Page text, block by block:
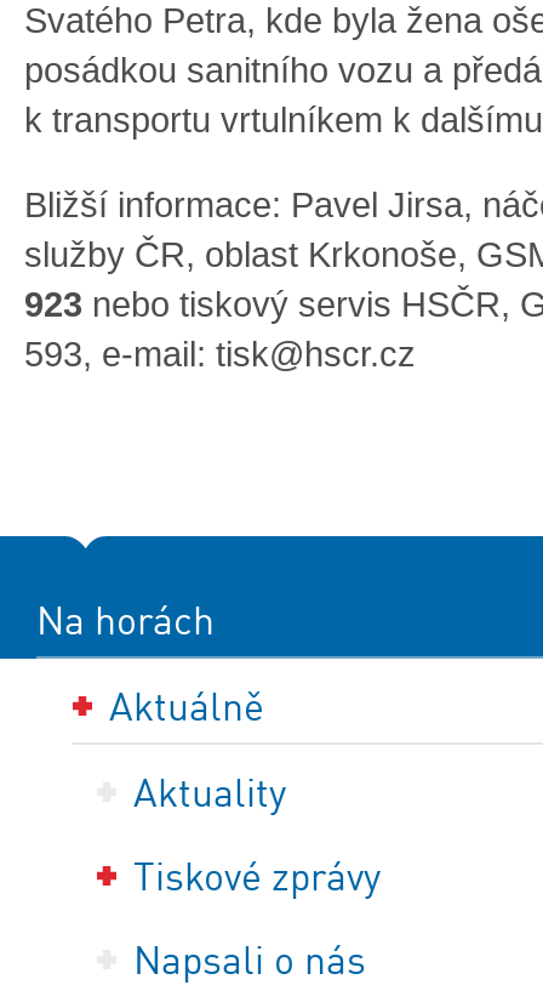
Svatého Petra, kde byla žena
posádkou sanitního vozu a
k transportu vrtulníkem k
Bližší informace: Pavel Jirsa,
služby ČR, oblast Krkonoše,
923 nebo tiskový servis HSČR,
593, e-mail: tisk@hscr.cz
Na horách
Aktuálně
Aktuality
Tiskové zprávy
Napsali o nás